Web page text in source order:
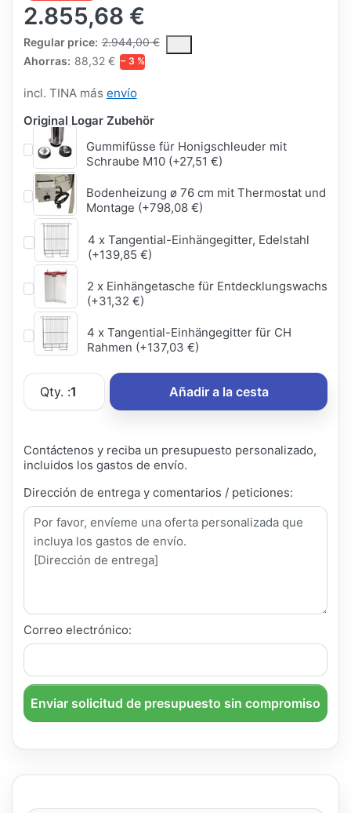
2.855,68 €
Regular price: 2.944,00 €
The Regular Price is the median selling price paid by
Ahorras: 88,32 € − 3 %
incl. TINA más envío
Original Logar Zubehör
Gummifüsse für Honigschleuder mit
Schraube M10 (+27,51 €)
Bodenheizung ø 76 cm mit Thermostat und
Montage (+798,08 €)
4 x Tangential-Einhängegitter, Edelstahl
(+139,85 €)
2 x Einhängetasche für Entdecklungswachs
(+31,32 €)
4 x Tangential-Einhängegitter für CH
Rahmen (+137,03 €)
Qty. :1 Añadir a la cesta
Contáctenos y reciba un presupuesto personalizado,
incluidos los gastos de envío.
Dirección de entrega y comentarios / peticiones:
Correo electrónico:
Enviar solicitud de presupuesto sin compromiso